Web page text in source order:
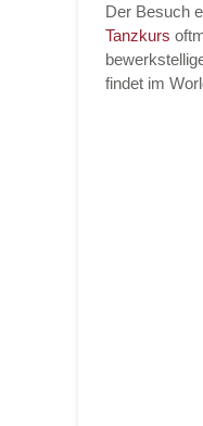
Der Besuch
Tanzkurs
findet im